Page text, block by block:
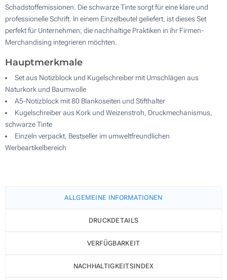
Schadstoffemissionen. Die schwarze Tinte sorgt für eine klare und
professionelle Schrift. In einem Einzelbeutel geliefert, ist dieses Set
perfekt für Unternehmen, die nachhaltige Praktiken in ihr Firmen-
Merchandising integrieren möchten.
Hauptmerkmale
Set aus Notizblock und Kugelschreiber mit Umschlägen aus
Naturkork und Baumwolle
A5-Notizblock mit 80 Blankoseiten und Stifthalter
Kugelschreiber aus Kork und Weizenstroh, Druckmechanismus,
schwarze Tinte
Einzeln verpackt, Bestseller im umweltfreundlichen
Werbeartikelbereich
ALLGEMEINE INFORMATIONEN
DRUCKDETAILS
VERFÜGBARKEIT
NACHHALTIGKEITSINDEX